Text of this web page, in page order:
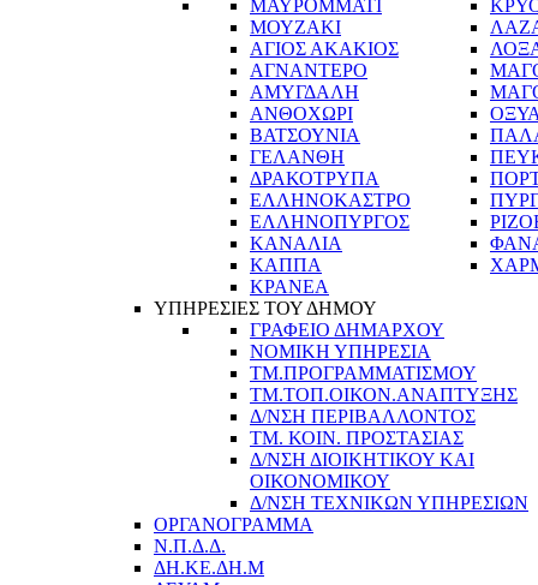
ΜΑΥΡΟΜΜΑΤΙ
ΜΟΥΖΑΚΙ
ΑΓΙΟΣ ΑΚΑΚΙΟΣ
ΑΓΝΑΝΤΕΡΟ
ΑΜΥΓΔΑΛΗ
ΑΝΘΟΧΩΡΙ
ΒΑΤΣΟΥΝΙΑ
ΓΕΛΑΝΘΗ
ΔΡΑΚΟΤΡΥΠΑ
ΕΛΛΗΝΟΚΑΣΤΡΟ
ΕΛΛΗΝΟΠΥΡΓΟΣ
ΚΑΝΑΛΙΑ
ΚΑΠΠΑ
ΚΡΑΝΕΑ
ΥΠΗΡΕΣΙΕΣ ΤΟΥ ΔΗΜΟΥ
ΓΡΑΦΕΙΟ ΔΗΜΑΡΧΟΥ
ΝΟΜΙΚΗ ΥΠΗΡΕΣΙΑ
ΤΜ.ΠΡΟΓΡΑΜΜΑΤΙΣΜΟΥ
ΤΜ.ΤΟΠ.ΟΙΚΟΝ.ΑΝΑΠΤΥΞΗΣ
Δ/ΝΣΗ ΠΕΡΙΒΑΛΛΟΝΤΟΣ
ΤΜ. ΚΟΙΝ. ΠΡΟΣΤΑΣΙΑΣ
Δ/ΝΣΗ ΔΙΟΙΚΗΤΙΚΟΥ ΚΑΙ
ΟΙΚΟΝΟΜΙΚΟΥ
Δ/ΝΣΗ ΤΕΧΝΙΚΩΝ ΥΠΗΡΕΣΙΩΝ
ΟΡΓΑΝΟΓΡΑΜΜΑ
Ν.Π.Δ.Δ.
ΔΗ.ΚΕ.ΔΗ.Μ